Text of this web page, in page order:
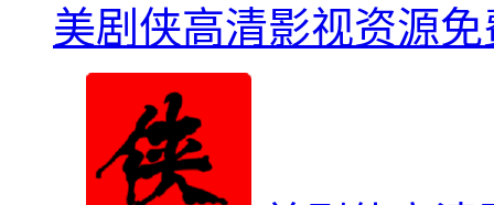
美剧侠高清影视资源